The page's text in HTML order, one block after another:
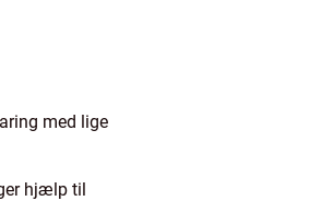
med lige
hjælp til